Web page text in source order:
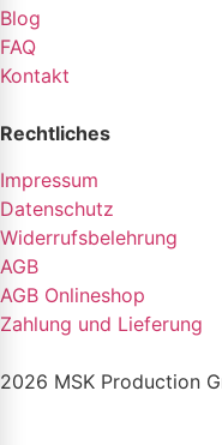
Blog
FAQ
Kontakt
Rechtliches
Impressum
Datenschutz
Widerrufsbelehrung
AGB
AGB Onlineshop
Zahlung und Lieferung
2026 MSK Production